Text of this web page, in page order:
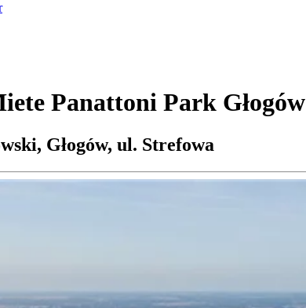
Panattoni Park Głogów
Głogów, ul. Strefowa